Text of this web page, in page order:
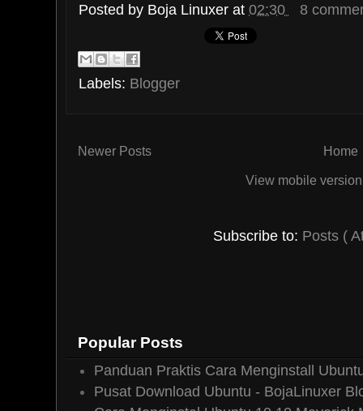
Posted by Boja Linuxer at 02:30 8
Labels: Blogger
Newer Posts Home
View mobile version
Subscribe to: Posts (
Popular Posts
Panduan Praktis Cara Menginstall
Pusat Download Ubuntu - BojaLinuxer